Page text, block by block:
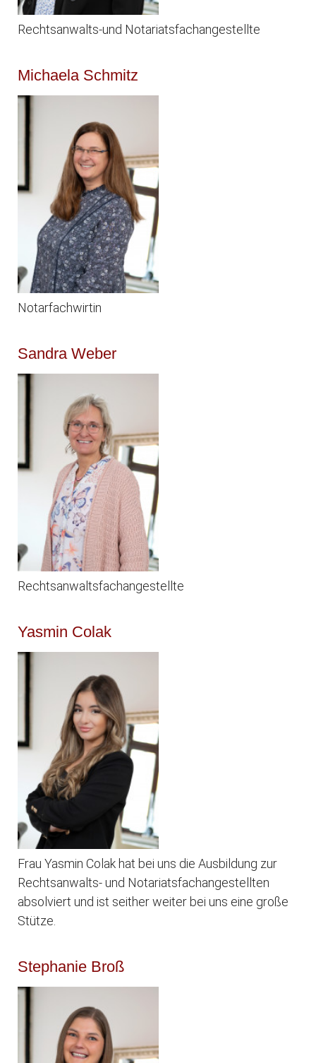
Rechtsanwalts-und Notariatsfachangestellte
Michaela Schmitz
Notarfachwirtin
Sandra Weber
Rechtsanwaltsfachangestellte
Yasmin Colak
Frau Yasmin Colak hat bei uns die Ausbildung zur
Rechtsanwalts- und Notariatsfachangestellten
absolviert und ist seither weiter bei uns eine große
Stütze.
Stephanie Broß